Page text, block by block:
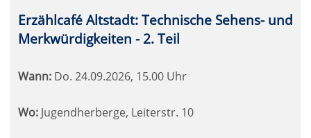
Erzählcafé Altstadt: Technische Sehens- und
Merkwürdigkeiten - 2. Teil
Wann: Do. 24.09.2026, 15.00 Uhr
Wo: Jugendherberge, Leiterstr. 10